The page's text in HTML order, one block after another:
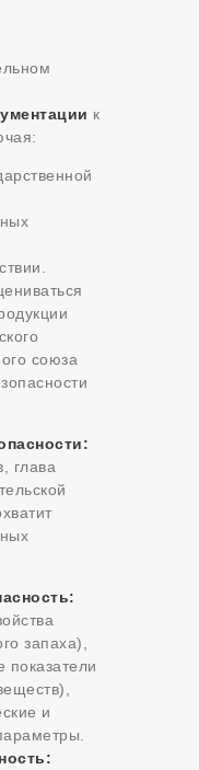
к
союза
глава
запаха),
показатели
и